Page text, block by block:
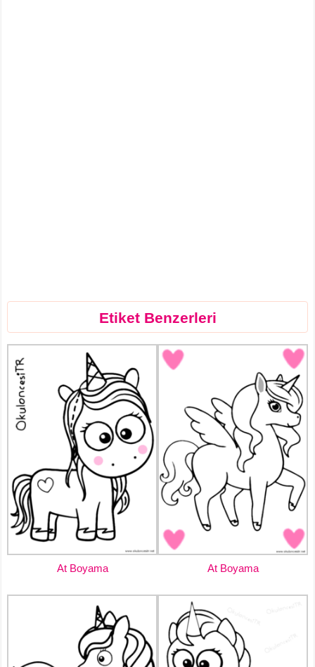
Etiket Benzerleri
At Boyama At Boyama